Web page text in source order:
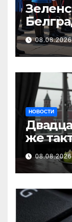
НОВОСТИ
же